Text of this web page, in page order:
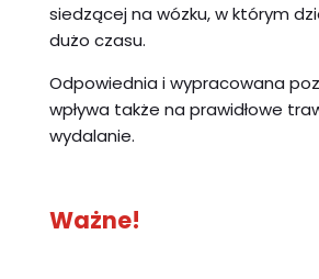
siedzącej na wózku, w którym
dużo czasu.
Odpowiednia i wypracowana
wpływa także na prawidłowe
wydalanie.
Ważne!